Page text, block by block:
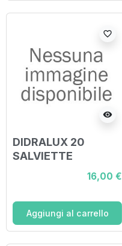
visibility
favorite_border
DIDRALUX 20
SALVIETTE
16,00 €
Aggiungi al carrello